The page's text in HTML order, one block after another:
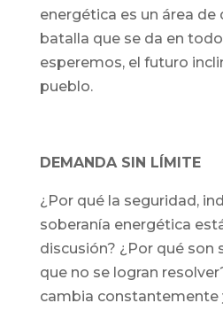
energética es un área de
batalla que se da en
esperemos, el futuro
pueblo.
DEMANDA SIN LÍMITE
¿Por qué la seguridad,
soberanía energética
discusión? ¿Por qué son
que no se logran
cambia constantemente